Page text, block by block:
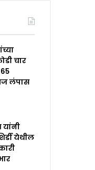
चार
लंपास
यांनी
येथील